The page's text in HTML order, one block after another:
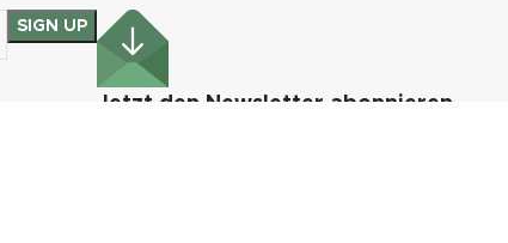
Jetzt den Newsletter abonnieren.